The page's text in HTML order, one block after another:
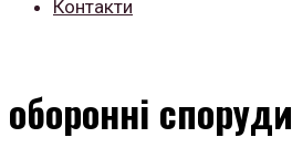
Контакти
оборонні споруди